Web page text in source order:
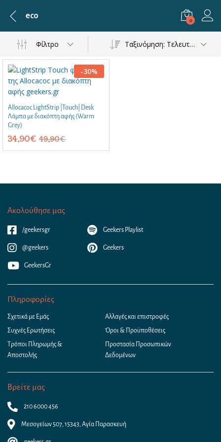
eco 0
Φίλτρο Ταξινόμηση: Τελευταία
-30%
Allocacoc LightStrip |Touch| Desk
Λάμπα με διακόπτη αφής (Warm
Grey)
34,90€ 49,90€
Ακολούθησε μας
/geekersgr
@geekers
GeekersGr
Geekers Playlist
Geekers
Πληροφορίες
Σχετικά με Εμάς
Συχνές Ερωτήσεις
Τρόποι Πληρωμής &
Αποστολής
Αλλαγές και επιστροφές
Όροι & Προϋποθέσεις
Προστασία Προσωπικών
Δεδομένων
Βρείτε μας
210 6000 456
Μεσογείων 507, 15343, Αγία Παρασκευή